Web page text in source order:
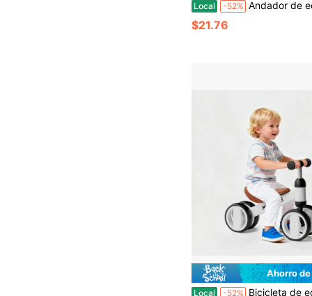
Local -52% Andador de equilibrio para bebés, coche de equilibrio de cuatro ruedas, ruedas silenciosas y anticaídas, juguete infantil, apto
$21.76
Ahorro
Local -52% Bicicleta de equilibrio para bebé, cuatro ruedas sin pedales, andador, juguetes para bebés y niños pequeños (niños y niñas), regalo de cumpleaños para